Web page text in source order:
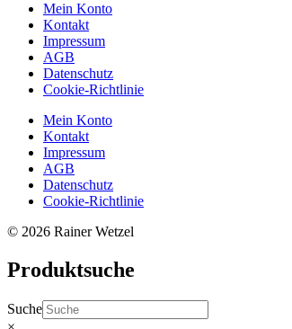
Mein Konto
Kontakt
Impressum
AGB
Datenschutz
Cookie-Richtlinie
Mein Konto
Kontakt
Impressum
AGB
Datenschutz
Cookie-Richtlinie
© 2026 Rainer Wetzel
Produktsuche
Suche